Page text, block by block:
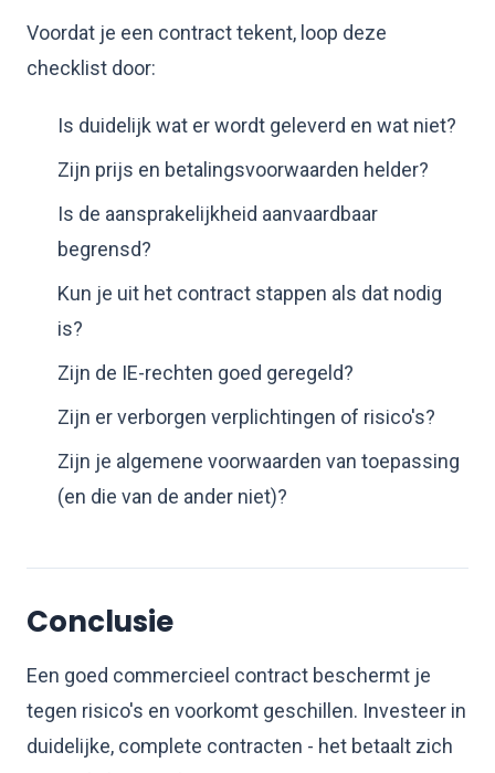
Voordat je een contract tekent, loop deze
checklist door:
Is duidelijk wat er wordt geleverd en wat niet?
Zijn prijs en betalingsvoorwaarden helder?
Is de aansprakelijkheid aanvaardbaar
begrensd?
Kun je uit het contract stappen als dat nodig
is?
Zijn de IE-rechten goed geregeld?
Zijn er verborgen verplichtingen of risico's?
Zijn je algemene voorwaarden van toepassing
(en die van de ander niet)?
Conclusie
Een goed commercieel contract beschermt je
tegen risico's en voorkomt geschillen. Investeer in
duidelijke, complete contracten - het betaalt zich